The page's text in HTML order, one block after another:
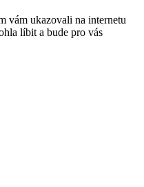
vám ukazovali na internetu
líbit a bude pro vás